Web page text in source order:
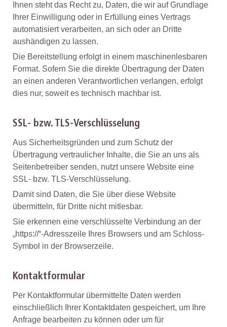
Ihnen steht das Recht zu, Daten, die wir auf Grundlage
Ihrer Einwilligung oder in Erfüllung eines Vertrags
automatisiert verarbeiten, an sich oder an Dritte
aushändigen zu lassen.
Die Bereitstellung erfolgt in einem maschinenlesbaren
Format. Sofern Sie die direkte Übertragung der Daten
an einen anderen Verantwortlichen verlangen, erfolgt
dies nur, soweit es technisch machbar ist.
SSL- bzw. TLS-Verschlüsselung
Aus Sicherheitsgründen und zum Schutz der
Übertragung vertraulicher Inhalte, die Sie an uns als
Seitenbetreiber senden, nutzt unsere Website eine
SSL- bzw. TLS-Verschlüsselung.
Damit sind Daten, die Sie über diese Website
übermitteln, für Dritte nicht mitlesbar.
Sie erkennen eine verschlüsselte Verbindung an der
„https://“-Adresszeile Ihres Browsers und am Schloss-
Symbol in der Browserzeile.
Kontaktformular
Per Kontaktformular übermittelte Daten werden
einschließlich Ihrer Kontaktdaten gespeichert, um Ihre
Anfrage bearbeiten zu können oder um für